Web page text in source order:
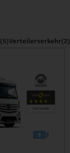
(5)Verteilerverkehr(2)